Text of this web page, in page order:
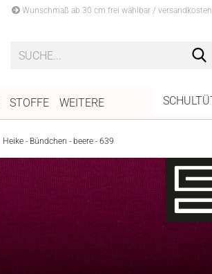
Wunschmaß ab 30 cm frei wählbar /
STOFFE WEITERE
Heike - Bündchen - beere - 639